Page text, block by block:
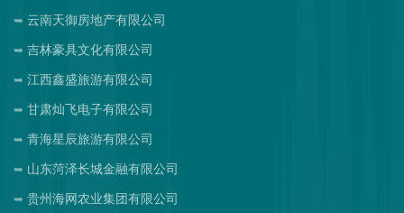
云南天御房地产有限公司
吉林豪具文化有限公司
江西鑫盛旅游有限公司
甘肃灿飞电子有限公司
青海星辰旅游有限公司
山东菏泽长城金融有限公司
贵州海网农业集团有限公司